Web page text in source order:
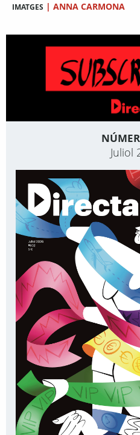
IMATGES | ANNA CARMONA
Juliol